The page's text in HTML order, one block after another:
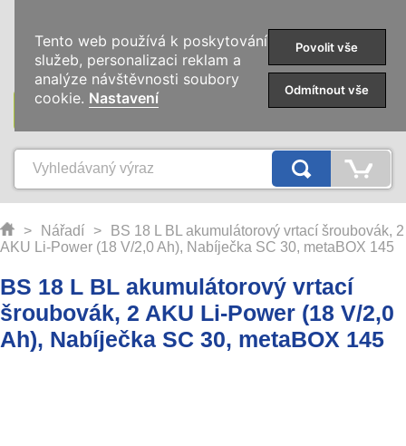
KATEGORIE
> Nářadí >
BS 18 L BL akumulátorový vrtací šroubovák, 2
AKU Li-Power (18 V/2,0 Ah), Nabíječka SC 30, metaBOX 145
BS 18 L BL akumulátorový vrtací
šroubovák, 2 AKU Li-Power (18 V/2,0
Ah), Nabíječka SC 30, metaBOX 145
Tento web používá k poskytování
služeb, personalizaci reklam a
analýze návštěvnosti soubory
cookie. Nastavení
Povolit vše
Odmítnout vše